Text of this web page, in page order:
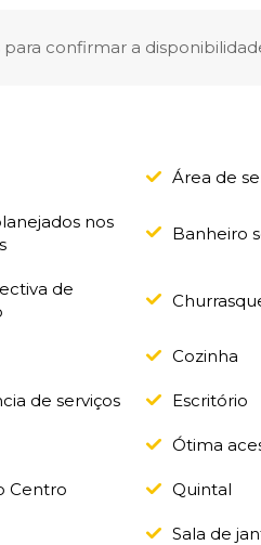
confirmar a
Área de
nos
Banheiro
de
Cozinha
de serviços Escritório
Ótima
Centro Quintal
Sala de